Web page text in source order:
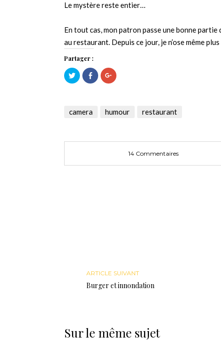
Le mystère reste entier…
En tout cas, mon patron passe une bonne partie
au restaurant. Depuis ce jour, je n’ose même
Partager :
Cliquez
pour
partager
une
nouvelle
Cliquez
pour
partager
nouvelle
Cliquez
pour
dans
une
camera humour restaurant
14 Commentaires
ARTICLE SUIVANT
Burger et innondation
Sur le même sujet